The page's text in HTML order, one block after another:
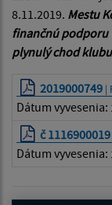
8.11.2019. Mestu
finančnú podporu
plynulý chod
2019000749 |
Dátum vyvesenia:
č 1116900019
Dátum vyvesenia: